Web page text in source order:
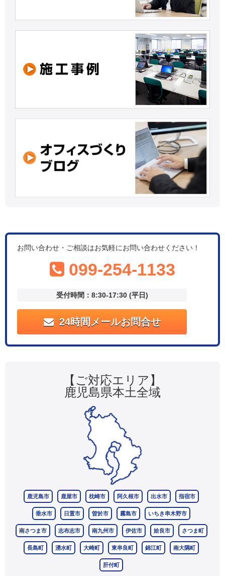
お問い合わせ・ご相談はお気軽にお問い合わせください！
099-254-1133
受付時間：8:30-17:30 (平日)
24時間メールお問合せ
【ご対応エリア】
鹿児島県本土全域
鹿児島市 鹿屋市 枕崎市 阿久根市 出水市 指宿市
垂水市 日置市 曽於市 霧島市 いちき串木野市
南さつま市 志布志市 南九州市 伊佐市 姶良市 さつま町
長島町 湧水町 大崎町 東串良町 錦江町 南大隅町
肝付町